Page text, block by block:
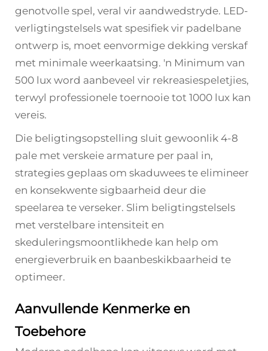
genotvolle spel, veral vir aandwedstryde. LED-
verligtingstelsels wat spesifiek vir padelbane
ontwerp is, moet eenvormige dekking verskaf
met minimale weerkaatsing. 'n Minimum van
500 lux word aanbeveel vir rekreasiespeletjies,
terwyl professionele toernooie tot 1000 lux kan
vereis.
Die beligtingsopstelling sluit gewoonlik 4-8
pale met verskeie armature per paal in,
strategies geplaas om skaduwees te elimineer
en konsekwente sigbaarheid deur die
speelarea te verseker. Slim beligtingstelsels
met verstelbare intensiteit en
skeduleringsmoontlikhede kan help om
energieverbruik en baanbeskikbaarheid te
optimeer.
Aanvullende Kenmerke en
Toebehore